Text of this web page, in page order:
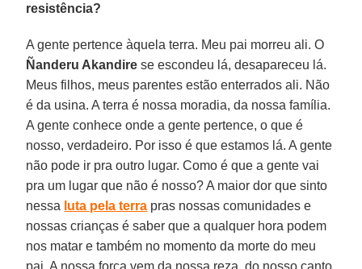
resistência?
A gente pertence àquela terra. Meu pai morreu ali. O
Ñanderu Akandire se escondeu lá, desapareceu lá.
Meus filhos, meus parentes estão enterrados ali. Não
é da usina. A terra é nossa moradia, da nossa família.
A gente conhece onde a gente pertence, o que é
nosso, verdadeiro. Por isso é que estamos lá. A gente
não pode ir pra outro lugar. Como é que a gente vai
pra um lugar que não é nosso? A maior dor que sinto
nessa luta pela terra pras nossas comunidades e
nossas crianças é saber que a qualquer hora podem
nos matar e também no momento da morte do meu
pai. A nossa força vem da nossa reza, do nosso canto,